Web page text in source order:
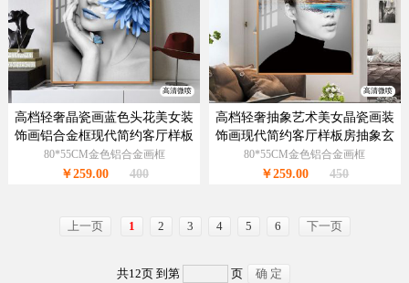
高清微喷
高档轻奢晶瓷画蓝色头花美女装
饰画铝合金框现代简约客厅样板
房抽象玄关走廊挂画
80*55CM金色铝合金画框
￥259.00 400
高清微喷
高档轻奢抽象艺术美女晶瓷画装
饰画现代简约客厅样板房抽象玄
关走廊挂画
80*55CM金色铝合金画框
￥259.00 450
上一页 1 2 3 4 5 6 下一页
共12页 到第 页 确 定